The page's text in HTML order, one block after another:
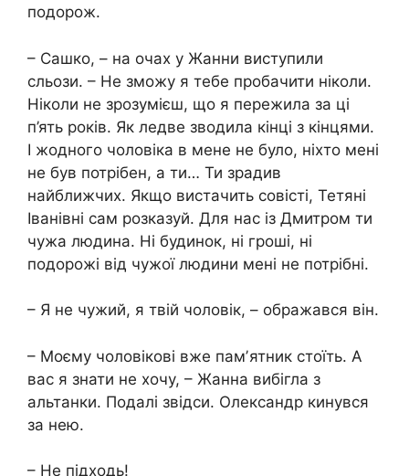
подорож.
– Сашко, – на очах у Жанни виступили
сльози. – Не зможу я тебе пробачити ніколи.
Ніколи не зрозумієш, що я пережила за ці
п’ять років. Як ледве зводила кінці з кінцями.
І жодного чоловіка в мене не було, ніхто мені
не був потрібен, а ти… Ти зрадив
найближчих. Якщо вистачить совісті, Тетяні
Іванівні сам розказуй. Для нас із Дмитром ти
чужа людина. Ні будинок, ні гроші, ні
подорожі від чужої людини мені не потрібні.
– Я не чужий, я твій чоловік, – ображався він.
– Моєму чоловікові вже памʼятник стоїть. А
вас я знати не хочу, – Жанна вибігла з
альтанки. Подалі звідси. Олександр кинувся
за нею.
– Не підходь!